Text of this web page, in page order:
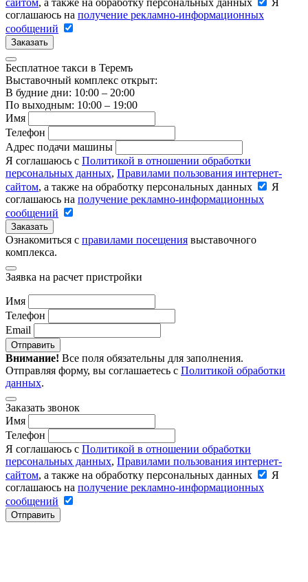
соглашаюсь на получение рекламно-информационных
сообщений
Заказать
Бесплатное такси в Теремъ
Выставочный комплекс открыт:
В будние дни: 10:00 – 20:00
По выходным: 10:00 – 19:00
Имя
Телефон
Адрес подачи машины
Я соглашаюсь с Политикой в отношении обработки
персональных данных, Правилами пользования интернет-
сайтом, а также на обработку персональных данных
Я
соглашаюсь на получение рекламно-информационных
сообщений
Заказать
Ознакомиться с правилами посещения выставочного
комплекса.
Заявка на расчет пристройки
Имя
Телефон
Email
Отправить
Внимание! Все поля обязательны для заполнения.
Отправляя форму, вы соглашаетесь с Политикой обработки
данных.
Заказать звонок
Имя
Телефон
Я соглашаюсь с Политикой в отношении обработки
персональных данных, Правилами пользования интернет-
сайтом, а также на обработку персональных данных
Я
соглашаюсь на получение рекламно-информационных
сообщений
Отправить